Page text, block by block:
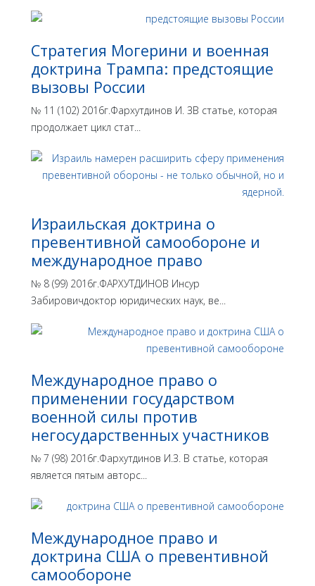
Стратегия Могерини и военная
доктрина Трампа: предстоящие
вызовы России
№ 11 (102) 2016г.Фархутдинов И. ЗВ статье, которая
продолжает цикл стат...
Израильская доктрина o
превентивной самообороне и
международное право
№ 8 (99) 2016г.ФАРХУТДИНОВ Инсур
Забировичдоктор юридических наук, ве...
Международное право о
применении государством
военной силы против
негосударственных участников
№ 7 (98) 2016г.Фархутдинов И.З. В статье, которая
является пятым авторс...
Международное право и
доктрина США о превентивной
самообороне